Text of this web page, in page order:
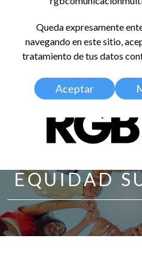
RED GLOBAL
BALDOSA 360
EQUIDAD
Queda expresamente
navegando en este sitio,
tratamiento de tus datos
Aceptar